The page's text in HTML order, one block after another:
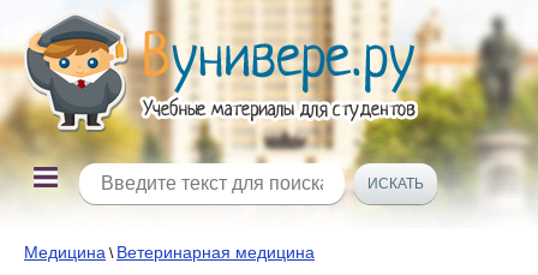
Медицина \ Ветеринарная медицина